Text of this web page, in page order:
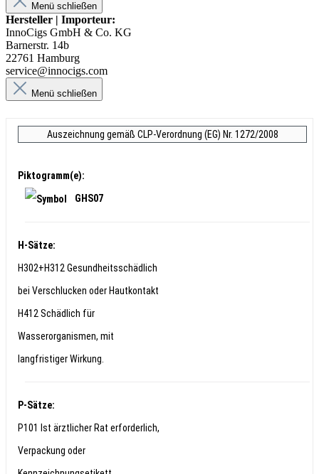
Menü schließen
Hersteller | Importeur:
InnoCigs GmbH & Co. KG
Barnerstr. 14b
22761 Hamburg
service@innocigs.com
Menü schließen
Auszeichnung gemäß CLP-Verordnung (EG) Nr. 1272/2008
Piktogramm(e):
GHS07
H-Sätze:
H302+H312 Gesundheitsschädlich
bei Verschlucken oder Hautkontakt
H412 Schädlich für
Wasserorganismen, mit
langfristiger Wirkung.
P-Sätze:
P101 Ist ärztlicher Rat erforderlich,
Verpackung oder